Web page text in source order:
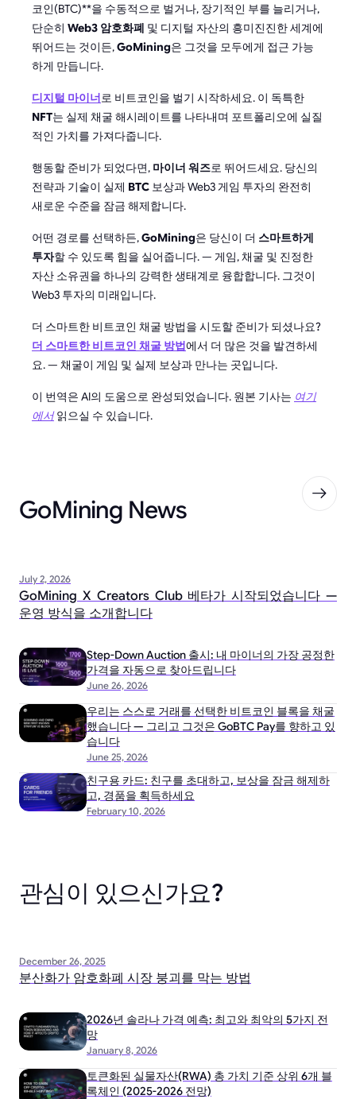
코인(BTC)**을 수동적으로 벌거나, 장기적인 부를 늘리거나,
단순히 Web3 암호화폐 및 디지털 자산의 흥미진진한 세계에
뛰어드는 것이든,GoMining은 그것을 모두에게 접근 가능
하게 만듭니다.
디지털 마이너로 비트코인을 벌기 시작하세요. 이 독특한
NFT는 실제 채굴 해시레이트를 나타내며 포트폴리오에 실질
적인 가치를 가져다줍니다.
행동할 준비가 되었다면, 마이너 워즈로 뛰어드세요. 당신의
전략과 기술이 실제 BTC 보상과 Web3 게임 투자의 완전히
새로운 수준을 잠금 해제합니다.
어떤 경로를 선택하든,GoMining은 당신이 더 스마트하게
투자할 수 있도록 힘을 실어줍니다. — 게임, 채굴 및 진정한
자산 소유권을 하나의 강력한 생태계로 융합합니다. 그것이
Web3 투자의 미래입니다.
더 스마트한 비트코인 채굴 방법을 시도할 준비가 되셨나요?
더 스마트한 비트코인 채굴 방법에서 더 많은 것을 발견하세
요. — 채굴이 게임 및 실제 보상과 만나는 곳입니다.
이 번역은 AI의 도움으로 완성되었습니다. 원본 기사는 여기
에서읽으실 수 있습니다.
GoMining News
July 2, 2026
GoMining X Creators Club 베타가 시작되었습니다 —
운영 방식을 소개합니다
June 26, 2026
Step-Down Auction 출시: 내 마이너의 가장 공정한
가격을 자동으로 찾아드립니다
June 25, 2026
우리는 스스로 거래를 선택한 비트코인 블록을 채굴
했습니다 — 그리고 그것은 GoBTC Pay를 향하고 있
습니다
February 10, 2026
친구용 카드: 친구를 초대하고, 보상을 잠금 해제하
고, 경품을 획득하세요
관심이 있으신가요?
December 26, 2025
분산화가 암호화폐 시장 붕괴를 막는 방법
January 8, 2026
2026년 솔라나 가격 예측: 최고와 최악의 5가지 전
망
토큰화된 실물자산(RWA) 총 가치 기준 상위 6개 블
록체인 (2025-2026 전망)